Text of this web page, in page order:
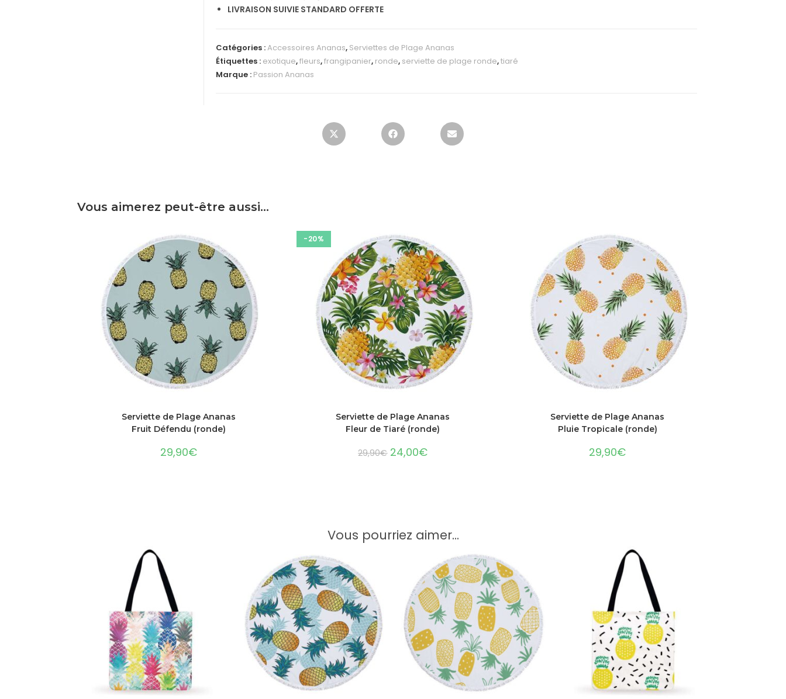
LIVRAISON SUIVIE STANDARD OFFERTE
Catégories :Accessoires Ananas, Serviettes de Plage Ananas
Étiquettes : exotique,fleurs,frangipanier, ronde, serviette de plage ronde,tiaré
Marque : Passion Ananas
Vous aimerez peut-être aussi…
Serviette de Plage Ananas
Fruit Défendu (ronde)
29,90€
-20%
Serviette de Plage Ananas
Fleur de Tiaré (ronde)
29,90€ 24,00€
Serviette de Plage Ananas
Pluie Tropicale (ronde)
29,90€
Vous pourriez aimer...